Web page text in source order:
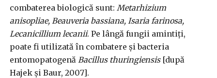
combaterea biologică sunt: Metarhizium
anisopliae, Beauveria bassiana, Isaria farinosa,
Lecanicillium lecanii. Pe lângă fungii amintiți,
poate fi utilizată în combatere și bacteria
entomopatogenă Bacillus thuringiensis[după
Hajek și Baur, 2007].